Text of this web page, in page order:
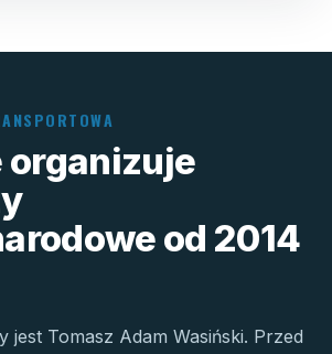
organizuje
od 2014
jest Tomasz Adam Wasiński. Przed